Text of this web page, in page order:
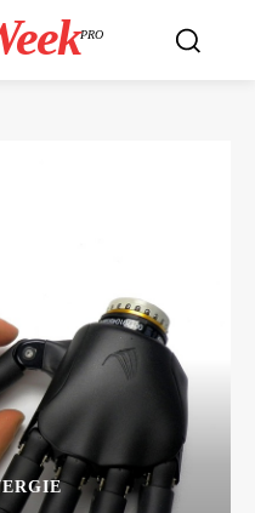
PRO